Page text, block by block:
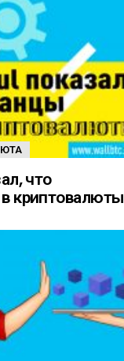
что
криптовалюты